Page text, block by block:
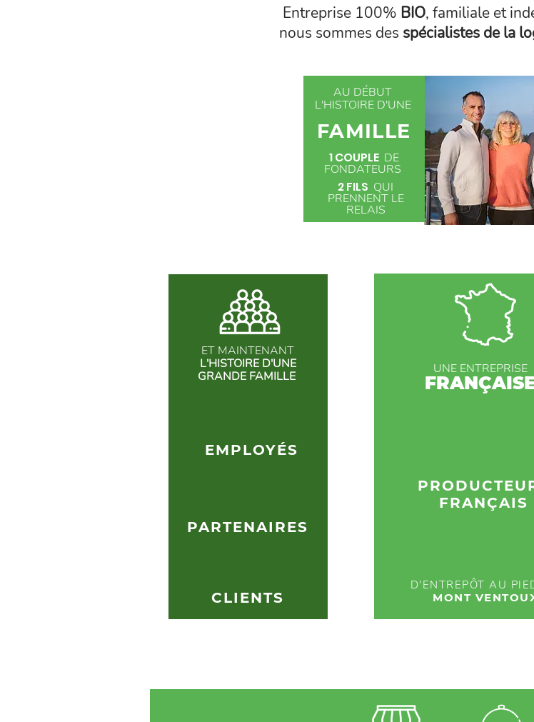
Entreprise 100% BIO, familiale et
nous sommes des spécialistes de la
1 COUPLE DE
FONDATEURS
FAMILLE
AU DÉBUT
L'HISTOIRE D'UNE
2 FILS QUI
PRENNENT LE
RELAIS
ET MAINTENANT
L'HISTOIRE D'UNE
GRANDE FAMILLE
EMPLOYÉS
PARTENAIRES
CLIENTS
FRANÇAIS
UNE ENTREPRISE
D'ENTREPÔT AU
MONT